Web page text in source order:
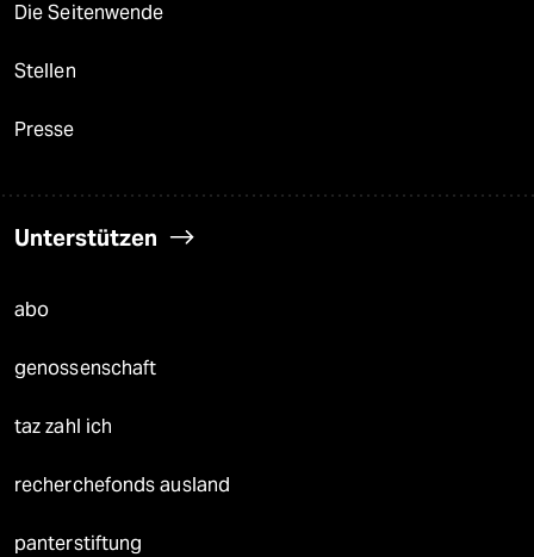
Die Seitenwende
Stellen
Presse
Unterstützen
abo
genossenschaft
taz zahl ich
recherchefonds ausland
panterstiftung